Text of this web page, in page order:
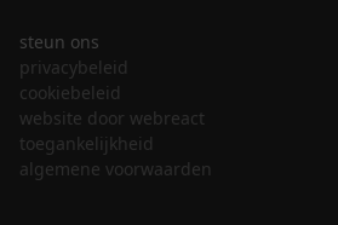
steun ons
privacybeleid
cookiebeleid
website door webreact
toegankelijkheid
algemene voorwaarden